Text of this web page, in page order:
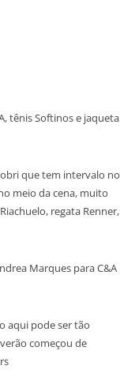
tênis Softinos e jaqueta
que tem intervalo no
meio da cena, muito
regata Renner,
Marques para C&A
aqui pode ser tão
começou de